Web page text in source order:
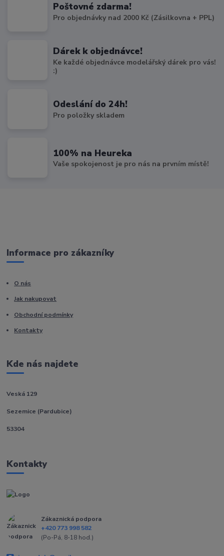
Poštovné zdarma!
Pro objednávky nad 2000 Kč (Zásilkovna + PPL)
Dárek k objednávce!
Ke každé objednávce modelářský dárek pro vás!
:)
Odeslání do 24h!
Pro položky skladem
100% na Heureka
Vaše spokojenost je pro nás na prvním místě!
Informace pro zákazníky
O nás
Jak nakupovat
Obchodní podmínky
Kontakty
Kde nás najdete
Veská 129
Sezemice (Pardubice)
53304
Kontakty
Zákaznická podpora
+420 773 998 582
(Po-Pá, 8-18 hod.)